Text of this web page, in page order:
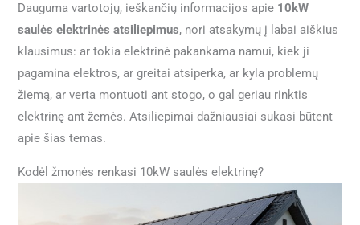
Dauguma vartotojų, ieškančių informacijos apie 10kW
saulės elektrinės atsiliepimus, nori atsakymų į labai aiškius
klausimus: ar tokia elektrinė pakankama namui, kiek ji
pagamina elektros, ar greitai atsiperka, ar kyla problemų
žiemą, ar verta montuoti ant stogo, o gal geriau rinktis
elektrinę ant žemės. Atsiliepimai dažniausiai sukasi būtent
apie šias temas.
Kodėl žmonės renkasi 10kW saulės elektrinę?